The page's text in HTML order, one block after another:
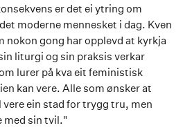
er det ei ytring om
moderne mennesket i dag. Kven
nokon gong har opplevd at kyrkja
liturgi og sin praksis verkar
lurer på kva eit feministisk
kan vere. Alle som ønsker at
vere ein stad for trygg tru, men
med sin tvil."